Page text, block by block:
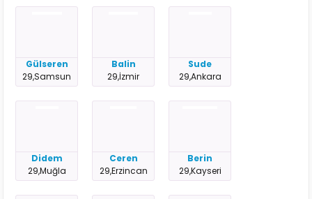
Gülseren
29,Samsun
Balin
29,İzmir
Sude
29,Ankara
Didem
29,Muğla
Ceren
29,Erzincan
Berin
29,Kayseri